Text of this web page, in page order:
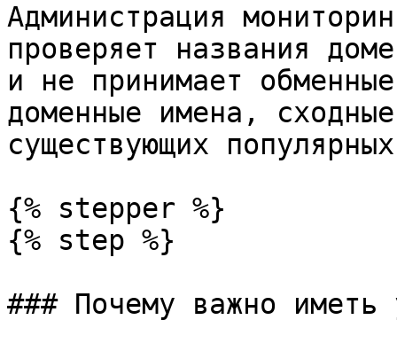
Администрация
проверяет названия
и не принимает
доменные имена,
существующих
{% stepper %}
{% step %}
### Почему важно иметь